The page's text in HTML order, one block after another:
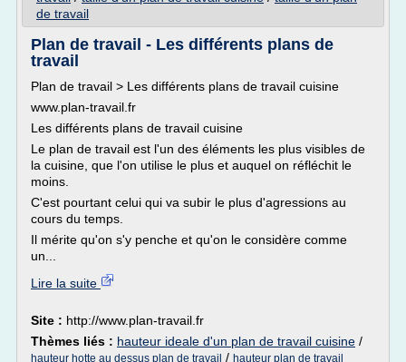
de travail
Plan de travail - Les différents plans de
travail
Plan de travail > Les différents plans de travail cuisine
www.plan-travail.fr
Les différents plans de travail cuisine
Le plan de travail est l'un des éléments les plus visibles de
la cuisine, que l'on utilise le plus et auquel on réfléchit le
moins.
C'est pourtant celui qui va subir le plus d'agressions au
cours du temps.
Il mérite qu'on s'y penche et qu'on le considère comme
un...
Lire la suite
Site : http://www.plan-travail.fr
Thèmes liés : hauteur ideale d'un plan de travail cuisine /
hauteur hotte au dessus plan de travail / hauteur plan de travail